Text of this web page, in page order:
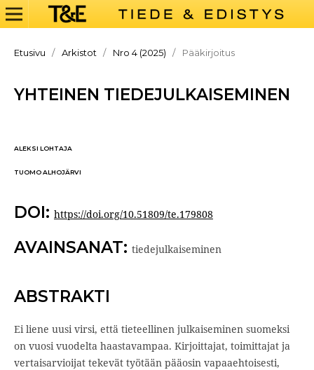
Etusivu / Arkistot / Nro 4 (2025) / Pääkirjoitus
YHTEINEN TIEDEJULKAISEMINEN
ALEKSI LOHTAJA
TUOMO ALHOJÄRVI
DOI: https://doi.org/10.51809/te.179808
AVAINSANAT: tiedejulkaiseminen
ABSTRAKTI
Ei liene uusi virsi, että tieteellinen julkaiseminen suomeksi
on vuosi vuodelta haastavampaa. Kirjoittajat, toimittajat ja
vertaisarvioijat tekevät työtään pääosin vapaaehtoisesti,